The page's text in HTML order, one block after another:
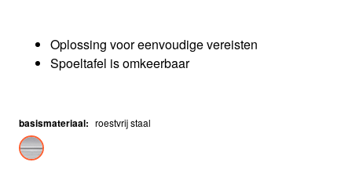
Oplossing voor eenvoudige vereisten
Spoeltafel is omkeerbaar
basismateriaal: roestvrij staal